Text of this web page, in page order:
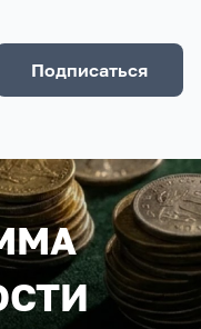
Подписаться